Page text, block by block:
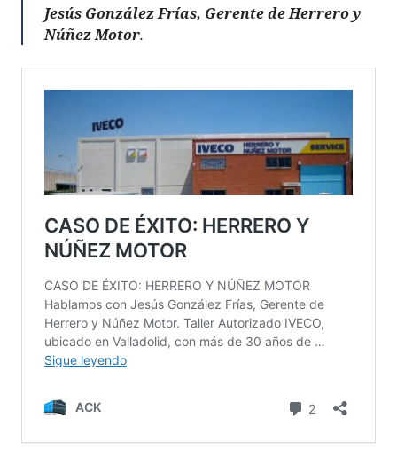
Jesús González Frías, Gerente de Herrero y
Núñez Motor.